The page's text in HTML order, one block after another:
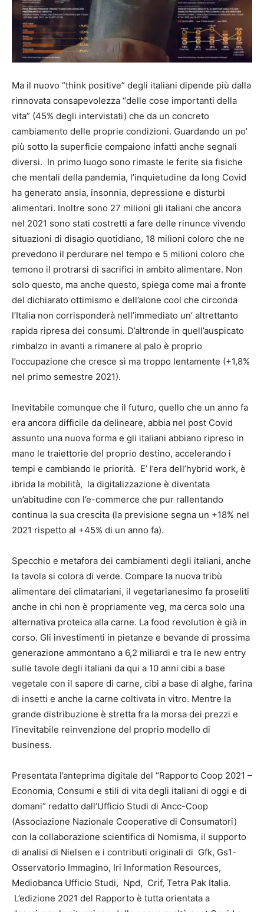
Ma il nuovo “think positive” degli italiani dipende più dalla
rinnovata consapevolezza “delle cose importanti della
vita” (45% degli intervistati) che da un concreto
cambiamento delle proprie condizioni. Guardando un po’
più sotto la superficie compaiono infatti anche segnali
diversi. In primo luogo sono rimaste le ferite sia fisiche
che mentali della pandemia, l’inquietudine da long Covid
ha generato ansia, insonnia, depressione e disturbi
alimentari. Inoltre sono 27 milioni gli italiani che ancora
nel 2021 sono stati costretti a fare delle rinunce vivendo
situazioni di disagio quotidiano, 18 milioni coloro che ne
prevedono il perdurare nel tempo e 5 milioni coloro che
temono il protrarsi di sacrifici in ambito alimentare. Non
solo questo, ma anche questo, spiega come mai a fronte
del dichiarato ottimismo e dell’alone cool che circonda
l’Italia non corrisponderà nell’immediato un’ altrettanto
rapida ripresa dei consumi. D’altronde in quell’auspicato
rimbalzo in avanti a rimanere al palo è proprio
l’occupazione che cresce sì ma troppo lentamente (+1,8%
nel primo semestre 2021).
Inevitabile comunque che il futuro, quello che un anno fa
era ancora difficile da delineare, abbia nel post Covid
assunto una nuova forma e gli italiani abbiano ripreso in
mano le traiettorie del proprio destino, accelerando i
tempi e cambiando le priorità. E’ l’era dell’hybrid work, è
ibrida la mobilità, la digitalizzazione è diventata
un’abitudine con l’e-commerce che pur rallentando
continua la sua crescita (la previsione segna un +18% nel
2021 rispetto al +45% di un anno fa).
Specchio e metafora dei cambiamenti degli italiani, anche
la tavola si colora di verde. Compare la nuova tribù
alimentare dei climatariani, il vegetarianesimo fa proseliti
anche in chi non è propriamente veg, ma cerca solo una
alternativa proteica alla carne. La food revolution è già in
corso. Gli investimenti in pietanze e bevande di prossima
generazione ammontano a 6,2 miliardi e tra le new entry
sulle tavole degli italiani da qui a 10 anni cibi a base
vegetale con il sapore di carne, cibi a base di alghe, farina
di insetti e anche la carne coltivata in vitro. Mentre la
grande distribuzione è stretta fra la morsa dei prezzi e
l’inevitabile reinvenzione del proprio modello di
business.
Presentata l’anteprima digitale del “Rapporto Coop 2021 –
Economia, Consumi e stili di vita degli italiani di oggi e di
domani” redatto dall’Ufficio Studi di Ancc-Coop
(Associazione Nazionale Cooperative di Consumatori)
con la collaborazione scientifica di Nomisma, il supporto
di analisi di Nielsen e i contributi originali di Gfk, Gs1-
Osservatorio Immagino, Iri Information Resources,
Mediobanca Ufficio Studi, Npd, Crif, Tetra Pak Italia.
L’edizione 2021 del Rapporto è tutta orientata a